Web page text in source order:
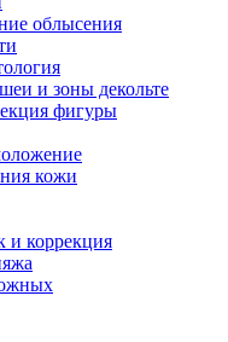
облысения
и зоны декольте
фигуры
кожи
и коррекция